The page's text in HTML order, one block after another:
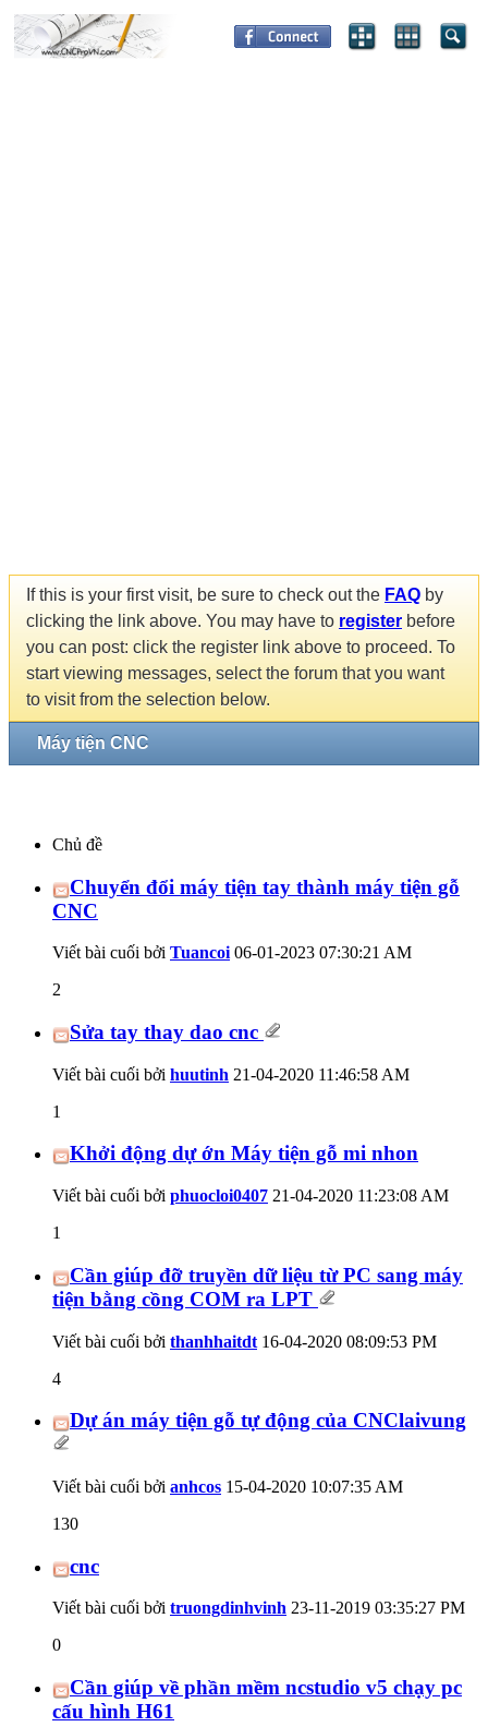
If this is your first visit, be sure to check out the FAQ by
clicking the link above. You may have to register before
you can post: click the register link above to proceed. To
start viewing messages, select the forum that you want
to visit from the selection below.
Máy tiện CNC
Chủ đề
Chuyển đổi máy tiện tay thành máy tiện gỗ
CNC
Viết bài cuối bởi Tuancoi 06-01-2023 07:30:21 AM
2
Sửa tay thay dao cnc
Viết bài cuối bởi huutinh 21-04-2020 11:46:58 AM
1
Khởi động dự ớn Máy tiện gỗ mi nhon
Viết bài cuối bởi phuocloi0407 21-04-2020 11:23:08 AM
1
Cần giúp đỡ truyền dữ liệu từ PC sang máy
tiện bằng cồng COM ra LPT
Viết bài cuối bởi thanhhaitdt 16-04-2020 08:09:53 PM
4
Dự án máy tiện gỗ tự động của CNClaivung
Viết bài cuối bởi anhcos 15-04-2020 10:07:35 AM
130
cnc
Viết bài cuối bởi truongdinhvinh 23-11-2019 03:35:27 PM
0
Cần giúp về phần mềm ncstudio v5 chạy pc
cấu hình H61